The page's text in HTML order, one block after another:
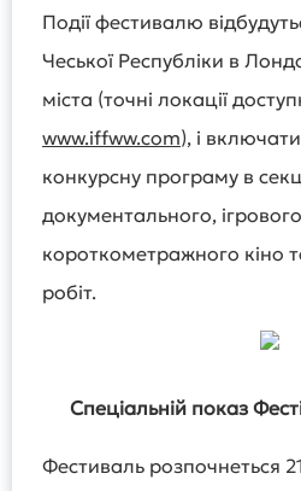
Події фестивалю
Чеської Республіки в
міста (точні локації
www.iffww.com), і
конкурсну програму в
документального,
короткометражного кіно
робіт.
Спеціальній показ
Фестиваль розпочнеться